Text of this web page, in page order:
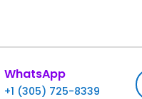
WhatsApp
+1 (305) 725-8339